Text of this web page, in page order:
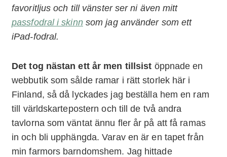
favoritljus och till vänster ser ni även mitt
passfodral i skinnsom jag använder som ett
iPad-fodral.
Det tog nästan ett år men tillsist öppnade en
webbutik som sålde ramar i rätt storlek här i
Finland, så då lyckades jag beställa hem en ram
till världskartepostern och till de två andra
tavlorna som väntat ännu fler år på att få ramas
in och bli upphängda. Varav en är en tapet från
min farmors barndomshem. Jag hittade